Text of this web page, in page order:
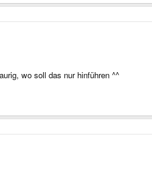
wo soll das nur hinführen ^^